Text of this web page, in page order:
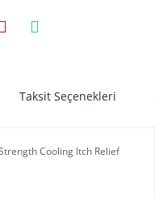
Taksit Seçenekleri
Cooling Itch Relief